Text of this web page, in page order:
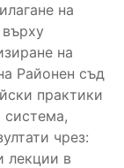
на
на
Районен съд
практики
система,
чрез:
лекции в